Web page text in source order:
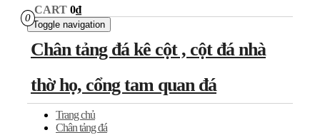
0
CART 0₫
Toggle navigation
Chân tảng đá kê cột , cột đá nhà
thờ họ, cổng tam quan đá
Trang chủ
Chân tảng đá